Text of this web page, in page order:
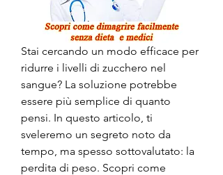
Stai cercando un modo efficace per
ridurre i livelli di zucchero nel
sangue? La soluzione potrebbe
essere più semplice di quanto
pensi. In questo articolo, ti
sveleremo un segreto noto da
tempo, ma spesso sottovalutato: la
perdita di peso. Scopri come